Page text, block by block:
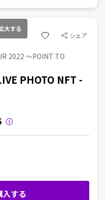
大する
シェア
2022 〜POINT TO
PHOTO NFT -
する